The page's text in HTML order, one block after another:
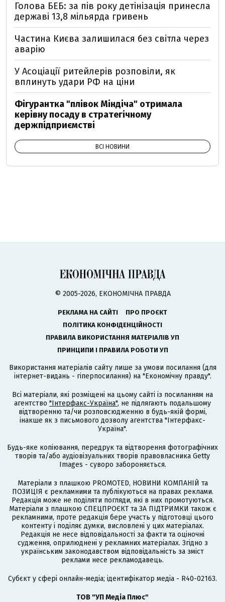
Голова БЕБ: за пів року детінізація принесла
державі 13,8 мільярда гривень
Частина Києва залишилася без світла через
аварію
У Асоціації ритейлерів розповіли, як
вплинуть удари РФ на ціни
Фігурантка "плівок Міндіча" отримала
керівну посаду в стратегічному
держпідприємстві
ВСІ НОВИНИ
© 2005-2026, ЕКОНОМІЧНА ПРАВДА
РЕКЛАМА НА САЙТІ
ПРО ПРОЄКТ
ПОЛІТИКА КОНФІДЕНЦІЙНОСТІ
ПРАВИЛА ВИКОРИСТАННЯ МАТЕРІАЛІВ УП
ПРИНЦИПИ І ПРАВИЛА РОБОТИ УП
Використання матеріалів сайту лише за умови посилання (для
інтернет-видань - гіперпосилання) на "Економічну правду".
Всі матеріали, які розміщені на цьому сайті із посиланням на
агентство "Інтерфакс-Україна", не підлягають подальшому
відтворенню та/чи розповсюдженню в будь-якій формі,
інакше як з письмового дозволу агентства "Інтерфакс-
Україна".
Будь-яке копіювання, передрук та відтворення фотографічних
творів та/або аудіовізуальних творів правовласника Getty
Images - суворо забороняється.
Матеріали з плашкою PROMOTED, НОВИНИ КОМПАНІЙ та
ПОЗИЦІЯ є рекламними та публікуються на правах реклами.
Редакція може не поділяти погляди, які в них промотуються.
Матеріали з плашкою СПЕЦПРОЄКТ та ЗА ПІДТРИМКИ також є
рекламними, проте редакція бере участь у підготовці цього
контенту і поділяє думки, висловлені у цих матеріалах.
Редакція не несе відповідальності за факти та оціночні
судження, оприлюднені у рекламних матеріалах. Згідно з
українським законодавством відповідальність за зміст
реклами несе рекламодавець.
Cубєкт у сфері онлайн-медіа; ідентифікатор медіа - R40-02163.
ТОВ "УП Медіа Плюс"